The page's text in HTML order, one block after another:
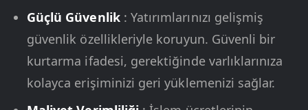
Güçlü Güvenlik : Yatırımlarınızı gelişmiş
güvenlik özellikleriyle koruyun. Güvenli bir
kurtarma ifadesi, gerektiğinde varlıklarınıza
kolayca erişiminizi geri yüklemenizi sağlar.